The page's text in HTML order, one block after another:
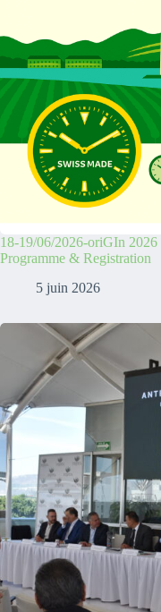
18-19/06/2026-oriGIn
Programme & Registration
5 juin 2026